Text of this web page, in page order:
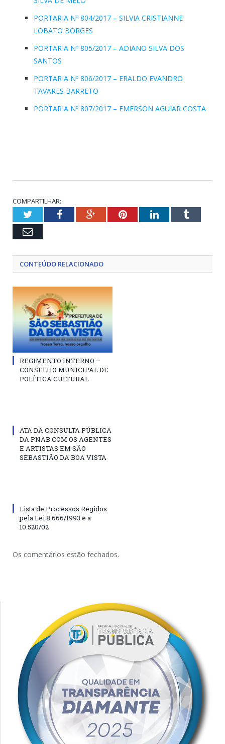
PORTARIA Nº 804/2017 – SILVIA CRISTIANNE
LOBATO BORGES
PORTARIA Nº 805/2017 – ADIANO SILVA DOS
SANTOS
PORTARIA Nº 806/2017 – ERALDO EVANDRO
TAVARES BARRETO
PORTARIA Nº 807/2017 – EMERSON AGUIAR COSTA
COMPARTILHAR:
TwitterFacebookGoogle+PinterestLinkedInTumblr
Email
CONTEÚDO RELACIONADO
REGIMENTO INTERNO –
CONSELHO MUNICIPAL DE
POLÍTICA CULTURAL
ATA DA CONSULTA PÚBLICA
DA PNAB COM OS AGENTES
E ARTISTAS EM SÃO
SEBASTIÃO DA BOA VISTA
Lista de Processos Regidos
pela Lei 8.666/1993 e a
10.520/02
Os comentários estão fechados.